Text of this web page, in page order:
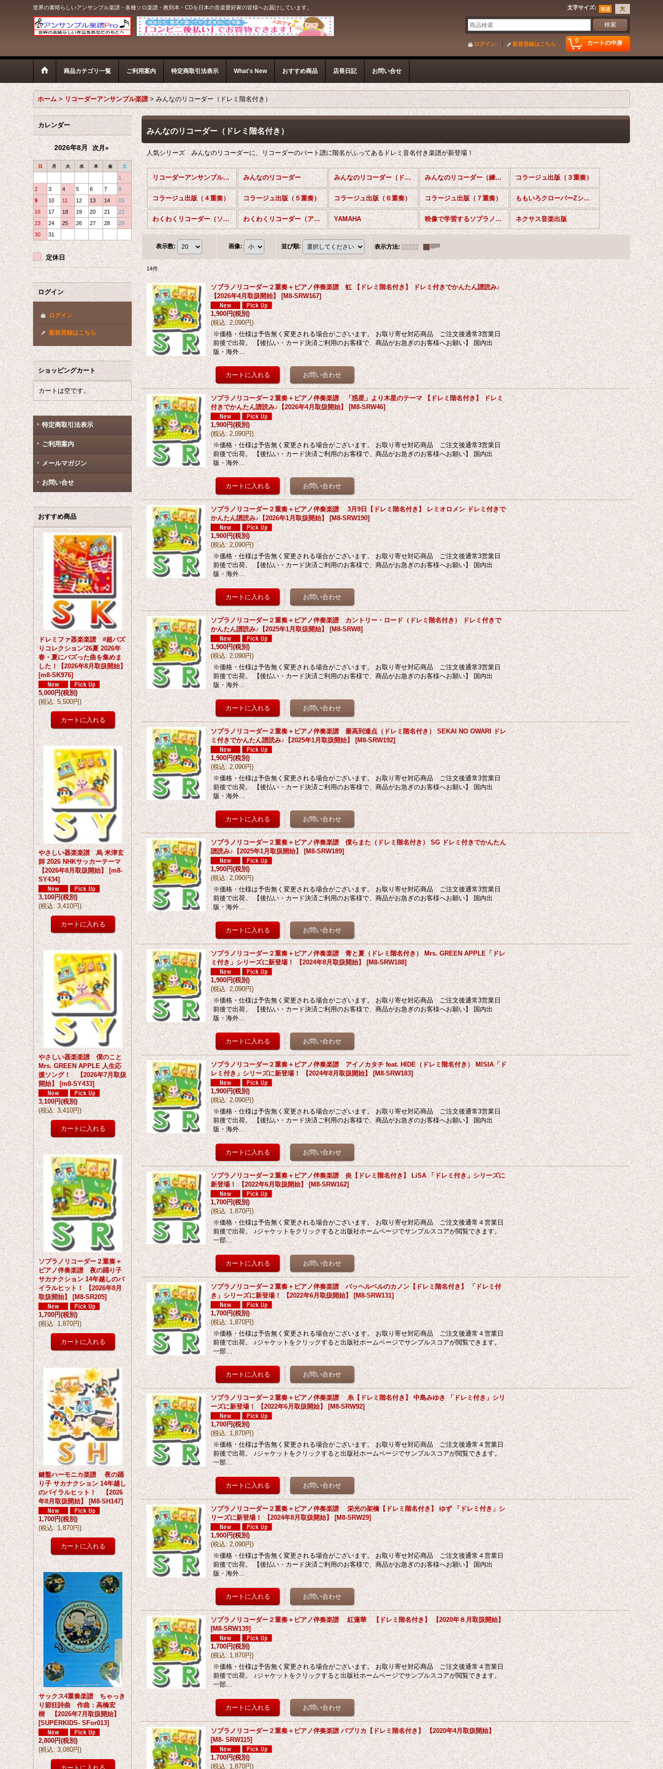
世界の素晴らしいアンサンブル楽譜・各種ソロ楽譜・教則本・CDを日本の音楽愛好家の皆様へお届けしています。 文字サイズ:
0 カートの中身
ログイン 新規登録はこちら
商品カテゴリ一覧 ご利用案内 特定商取引法表示 What's New おすすめ商品 店長日記 お問い合せ
ホーム > リコーダーアンサンブル楽譜 > みんなのリコーダー（ドレミ階名付き）
カレンダー
2026年8月 次月»
日 月 火 水 木 金 土
1
2
3 4 5 6 7
8
9
10 11 12 13 14
15
16
17 18 19 20 21
22
23
24 25 26 27 28
29
30
31
定休日
ログイン
ログイン
新規登録はこちら
ショッピングカート
カートは空です。
特定商取引法表示
ご利用案内
メールマガジン
お問い合せ
おすすめ商品
ドレミファ器楽楽譜 #超バズ
りコレクション’26夏 2026年
春・夏にバズった曲を集めま
した！【2026年8月取扱開始】
[m8-SK976]
5,000円(税別)
(税込: 5,500円)
やさしい器楽楽譜 烏 米津玄
師 2026 NHKサッカーテーマ
【2026年8月取扱開始】 [m8-
SY434]
3,100円(税別)
(税込: 3,410円)
やさしい器楽楽譜 僕のこと
Mrs. GREEN APPLE 人生応
援ソング！ 【2026年7月取扱
開始】 [m8-SY433]
3,100円(税別)
(税込: 3,410円)
ソプラノリコーダー２重奏＋
ピアノ伴奏楽譜 夜の踊り子
サカナクション 14年越しのバ
イラルヒット！ 【2026年8月
取扱開始】 [M8-SR205]
1,700円(税別)
(税込: 1,870円)
鍵盤ハーモニカ楽譜 夜の踊
り子 サカナクション 14年越し
のバイラルヒット！ 【2026
年8月取扱開始】 [M8-SH147]
1,700円(税別)
(税込: 1,870円)
サックス4重奏楽譜 ちゃっき
り節狂詩曲 作曲：高橋宏
樹 【2026年7月取扱開始】
[SUPERKIDS- SFor013]
2,800円(税別)
(税込: 3,080円)
みんなのリコーダー（ドレミ階名付き）
人気シリーズ みんなのリコーダーに、リコーダーのパート譜に階名がふってあるドレミ音名付き楽譜が新登場！
リコーダーアンサンブル楽譜 (全商品) みんなのリコーダー みんなのリコーダー（ドレミ階名付き） みんなのリコーダー（練習用CD) コラージュ出版（３重奏）
コラージュ出版（４重奏） コラージュ出版（５重奏） コラージュ出版（６重奏） コラージュ出版（７重奏） ももいろクローバーZシリーズ
わくわくリコーダー（ソプラノ２重奏版） わくわくリコーダー（アルト２重奏版） YAMAHA 映像で学習するソプラノリコーダー楽譜 ネクサス音楽出版
表示数: 画像: 並び順: 表示方法:
14件
ソプラノリコーダー２重奏＋ピアノ伴奏楽譜 虹 【ドレミ階名付き】 ドレミ付きでかんたん譜読み♪
【2026年4月取扱開始】 [M8-SRW167]
1,900円(税別)
(税込: 2,090円)
※価格・仕様は予告無く変更される場合がございます。 お取り寄せ対応商品 ご注文後通常3営業日
前後で出荷。 【後払い・カード決済ご利用のお客様で、商品がお急ぎのお客様へお願い】 国内出
版・海外…
ソプラノリコーダー２重奏＋ピアノ伴奏楽譜 「惑星」より木星のテーマ 【ドレミ階名付き】 ドレミ
付きでかんたん譜読み♪【2026年4月取扱開始】 [M8-SRW46]
1,900円(税別)
(税込: 2,090円)
※価格・仕様は予告無く変更される場合がございます。 お取り寄せ対応商品 ご注文後通常3営業日
前後で出荷。 【後払い・カード決済ご利用のお客様で、商品がお急ぎのお客様へお願い】 国内出
版・海外…
ソプラノリコーダー２重奏＋ピアノ伴奏楽譜 3月9日【ドレミ階名付き】 レミオロメン ドレミ付きで
かんたん譜読み♪【2026年1月取扱開始】 [M8-SRW190]
1,900円(税別)
(税込: 2,090円)
※価格・仕様は予告無く変更される場合がございます。 お取り寄せ対応商品 ご注文後通常3営業日
前後で出荷。 【後払い・カード決済ご利用のお客様で、商品がお急ぎのお客様へお願い】 国内出
版・海外…
ソプラノリコーダー２重奏＋ピアノ伴奏楽譜 カントリー・ロード（ドレミ階名付き） ドレミ付きで
かんたん譜読み♪【2025年1月取扱開始】 [M8-SRW8]
1,900円(税別)
(税込: 2,090円)
※価格・仕様は予告無く変更される場合がございます。 お取り寄せ対応商品 ご注文後通常3営業日
前後で出荷。 【後払い・カード決済ご利用のお客様で、商品がお急ぎのお客様へお願い】 国内出
版・海外…
ソプラノリコーダー２重奏＋ピアノ伴奏楽譜 最高到達点（ドレミ階名付き） SEKAI NO OWARI ドレ
ミ付きでかんたん譜読み♪【2025年1月取扱開始】 [M8-SRW192]
1,900円(税別)
(税込: 2,090円)
※価格・仕様は予告無く変更される場合がございます。 お取り寄せ対応商品 ご注文後通常3営業日
前後で出荷。 【後払い・カード決済ご利用のお客様で、商品がお急ぎのお客様へお願い】 国内出
版・海外…
ソプラノリコーダー２重奏＋ピアノ伴奏楽譜 僕らまた（ドレミ階名付き） SG ドレミ付きでかんたん
譜読み♪【2025年1月取扱開始】 [M8-SRW189]
1,900円(税別)
(税込: 2,090円)
※価格・仕様は予告無く変更される場合がございます。 お取り寄せ対応商品 ご注文後通常3営業日
前後で出荷。 【後払い・カード決済ご利用のお客様で、商品がお急ぎのお客様へお願い】 国内出
版・海外…
ソプラノリコーダー２重奏＋ピアノ伴奏楽譜 青と夏（ドレミ階名付き） Mrs. GREEN APPLE「ドレ
ミ付き」シリーズに新登場！ 【2024年8月取扱開始】 [M8-SRW188]
1,900円(税別)
(税込: 2,090円)
※価格・仕様は予告無く変更される場合がございます。 お取り寄せ対応商品 ご注文後通常3営業日
前後で出荷。 【後払い・カード決済ご利用のお客様で、商品がお急ぎのお客様へお願い】 国内出
版・海外…
ソプラノリコーダー２重奏＋ピアノ伴奏楽譜 アイノカタチ feat. HIDE（ドレミ階名付き） MISIA「ド
レミ付き」シリーズに新登場！ 【2024年8月取扱開始】 [M8-SRW183]
1,900円(税別)
(税込: 2,090円)
※価格・仕様は予告無く変更される場合がございます。 お取り寄せ対応商品 ご注文後通常3営業日
前後で出荷。 【後払い・カード決済ご利用のお客様で、商品がお急ぎのお客様へお願い】 国内出
版・海外…
ソプラノリコーダー２重奏＋ピアノ伴奏楽譜 炎【ドレミ階名付き】 LiSA 「ドレミ付き」シリーズに
新登場！ 【2022年6月取扱開始】
[M8-SRW162]
1,700円(税別)
(税込: 1,870円)
※価格・仕様は予告無く変更される場合がございます。 お取り寄せ対応商品 ご注文後通常４営業日
前後で出荷。 ♪ジャケットをクリックすると出版社ホームページでサンプルスコアが閲覧できます。
一部…
ソプラノリコーダー２重奏＋ピアノ伴奏楽譜 パッヘルベルのカノン【ドレミ階名付き】 「ドレミ付
き」シリーズに新登場！ 【2022年6月取扱開始】 [M8-SRW131]
1,700円(税別)
(税込: 1,870円)
※価格・仕様は予告無く変更される場合がございます。 お取り寄せ対応商品 ご注文後通常４営業日
前後で出荷。 ♪ジャケットをクリックすると出版社ホームページでサンプルスコアが閲覧できます。
一部…
ソプラノリコーダー２重奏＋ピアノ伴奏楽譜 糸【ドレミ階名付き】 中島みゆき 「ドレミ付き」シリ
ーズに新登場！ 【2022年6月取扱開始】 [M8-SRW92]
1,700円(税別)
(税込: 1,870円)
※価格・仕様は予告無く変更される場合がございます。 お取り寄せ対応商品 ご注文後通常４営業日
前後で出荷。 ♪ジャケットをクリックすると出版社ホームページでサンプルスコアが閲覧できます。
一部…
ソプラノリコーダー２重奏＋ピアノ伴奏楽譜 栄光の架橋【ドレミ階名付き】 ゆず 「ドレミ付き」シ
リーズに新登場！ 【2024年8月取扱開始】 [M8-SRW29]
1,900円(税別)
(税込: 2,090円)
※価格・仕様は予告無く変更される場合がございます。 お取り寄せ対応商品 ご注文後通常４営業日
前後で出荷。 【後払い・カード決済ご利用のお客様で、商品がお急ぎのお客様へお願い】 国内出
版・海外…
ソプラノリコーダー２重奏＋ピアノ伴奏楽譜 紅蓮華 【ドレミ階名付き】 【2020年８月取扱開始】
[M8-SRW139]
1,700円(税別)
(税込: 1,870円)
※価格・仕様は予告無く変更される場合がございます。 お取り寄せ対応商品 ご注文後通常４営業日
前後で出荷。 ♪ジャケットをクリックすると出版社ホームページでサンプルスコアが閲覧できます。
一部…
ソプラノリコーダー２重奏＋ピアノ伴奏楽譜 パプリカ【ドレミ階名付き】 【2020年4月取扱開始】
[M8- SRW115]
1,700円(税別)
(税込: 1,870円)